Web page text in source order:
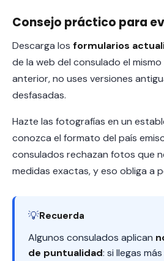
Consejo práctico para
Descarga los formularios
de la web del consulado el
anterior, no uses versiones
desfasadas.
Hazte las fotografías en un
conozca el formato del país
consulados rechazan fotos que
medidas exactas, y eso obliga a
💡Recuerda
Algunos consulados aplican
de puntualidad: si llegas